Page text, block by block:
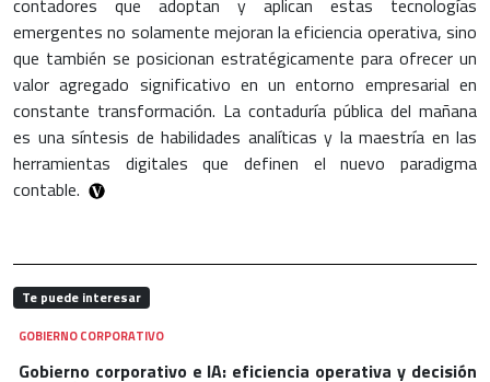
emergentes no solamente mejoran la eficiencia operativa, sino
que también se posicionan estratégicamente para ofrecer un
valor agregado significativo en un entorno empresarial en
constante transformación. La contaduría pública del mañana
es una síntesis de habilidades analíticas y la maestría en las
herramientas digitales que definen el nuevo paradigma
contable.
Te puede interesar
GOBIERNO CORPORATIVO
Gobierno corporativo e IA: eficiencia operativa y decisión